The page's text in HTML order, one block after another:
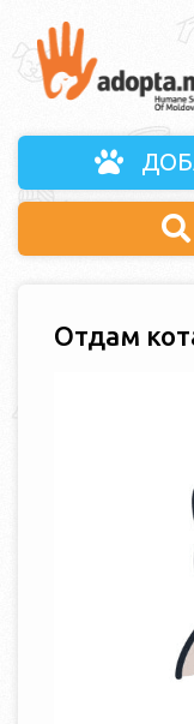
Отдам